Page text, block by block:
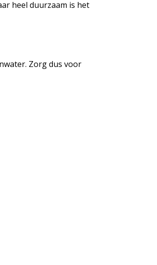
heel duurzaam is het
Zorg dus voor